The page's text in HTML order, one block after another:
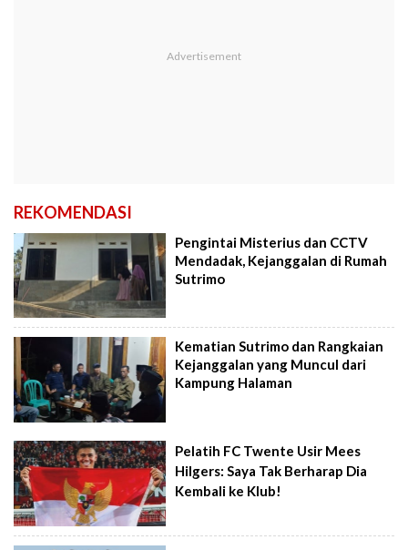
REKOMENDASI
Pengintai Misterius dan CCTV
Mendadak, Kejanggalan di Rumah
Sutrimo
Kematian Sutrimo dan Rangkaian
Kejanggalan yang Muncul dari
Kampung Halaman
Pelatih FC Twente Usir Mees
Hilgers: Saya Tak Berharap Dia
Kembali ke Klub!